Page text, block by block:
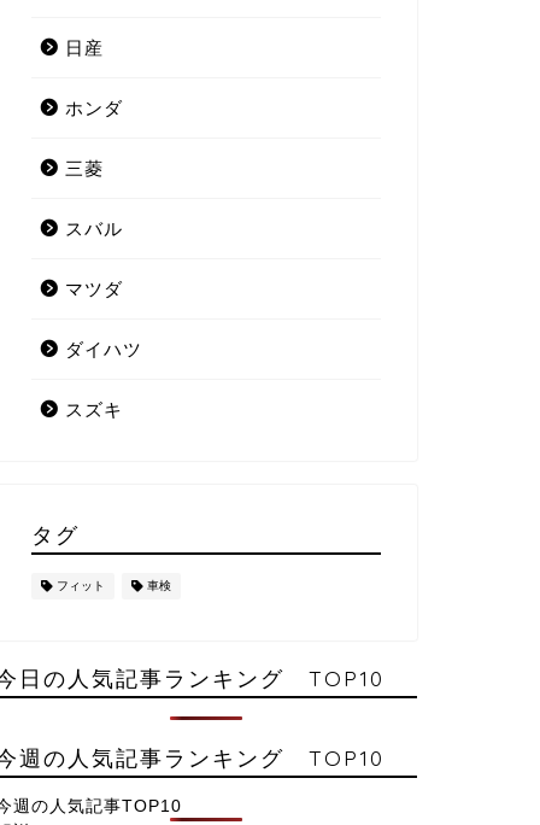
日産
ホンダ
三菱
スバル
マツダ
ダイハツ
スズキ
タグ
フィット 車検
日の人気記事ランキング TOP10
週の人気記事ランキング TOP10
週の人気記事TOP10